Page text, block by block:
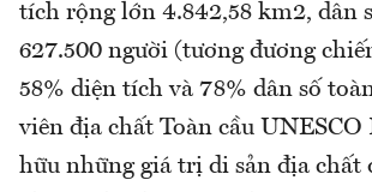
tích rộng lớn 4.842,58 km2, dân
627.500 người (tương đương
58% diện tích và 78% dân số
viên địa chất Toàn cầu UNESCO
hữu những giá trị di sản địa chất